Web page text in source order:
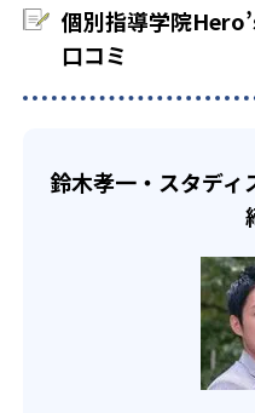
また、授業料が安いだけで
も強みの1つ。入塾後、2
上次の基準を満たすこと
月謝が無料になる。入塾
60点以上ならば、80点
※ただし、以下の条件を満
英語以外の科目で、週4回
春、夏、秋の特別講習に通
宿題忘れ、欠席、遅刻、
相談でき、希望の学校を
自分のペースでコツ
が強みである。一人一人
し、効率的な勉強方法を
たカリキュラムを作成し
で、受験に対する情報をた
ルを確立してくれる。
デメリットを挙げるとす
当の先生と合わない可能
また、正社員の人に教え
のレベルにばらつきがあ
藤沢工科高校
日本大学藤沢高校 -
相模女子大学高等部 -
※合格年の明記はなし
個別指導学院
口コミ
鈴木孝一・スタデ